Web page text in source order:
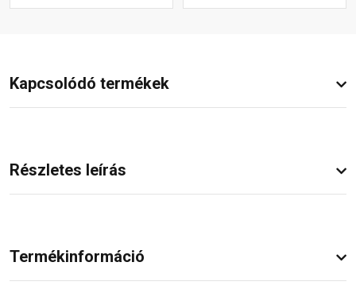
Kapcsolódó termékek
Részletes leírás
Termékinformáció